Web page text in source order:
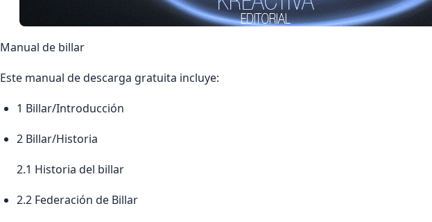
Manual de billar
Este manual de descarga gratuita incluye:
1 Billar/Introducción
2 Billar/Historia
2.1 Historia del billar
2.2 Federación de Billar